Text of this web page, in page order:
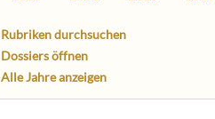
Rubriken durchsuchen
Dossiers öffnen
Alle Jahre anzeigen